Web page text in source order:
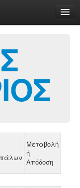
Μεταβολή
ή
Απόδοση